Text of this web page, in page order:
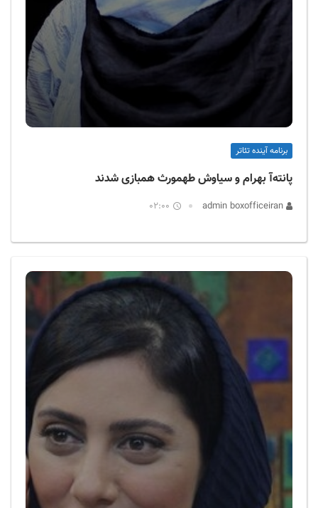
برنامه آینده تئاتر
پانته‌آ بهرام و سیاوش طهمورث همبازی شدند
02:00